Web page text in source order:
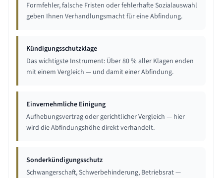
Formfehler, falsche Fristen oder fehlerhafte Sozialauswahl
geben Ihnen Verhandlungsmacht für eine Abfindung.
Kündigungsschutzklage
Das wichtigste Instrument: Über 80 % aller Klagen enden
mit einem Vergleich — und damit einer Abfindung.
Einvernehmliche Einigung
Aufhebungsvertrag oder gerichtlicher Vergleich — hier
wird die Abfindungshöhe direkt verhandelt.
Sonderkündigungsschutz
Schwangerschaft, Schwerbehinderung, Betriebsrat —